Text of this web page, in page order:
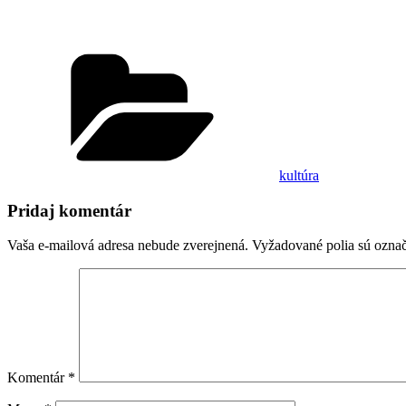
kultúra
Pridaj komentár
Vaša e-mailová adresa nebude zverejnená. Vyžadované polia sú
Komentár *